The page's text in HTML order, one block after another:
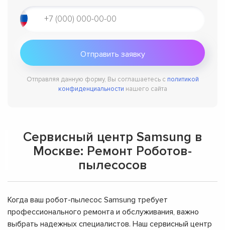
Отправляя данную форму, Вы соглашаетесь с политикой
конфиденциальности нашего сайта
Сервисный центр Samsung в
Москве: Ремонт Роботов-
пылесосов
Когда ваш робот-пылесос Samsung требует
профессионального ремонта и обслуживания, важно
выбрать надежных специалистов. Наш сервисный центр